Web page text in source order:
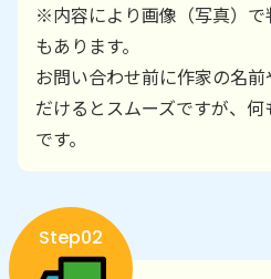
※内容により画像（写真）
もあります。
お問い合わせ前に作家の名
だけるとスムーズですが、
です。
Step02